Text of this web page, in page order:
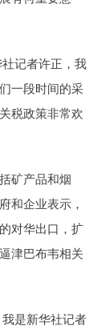
记者许正，我
一段时间的采
税政策非常欢
矿产品和烟
和企业表示，
对华出口，扩
津巴布韦相关
是新华社记者